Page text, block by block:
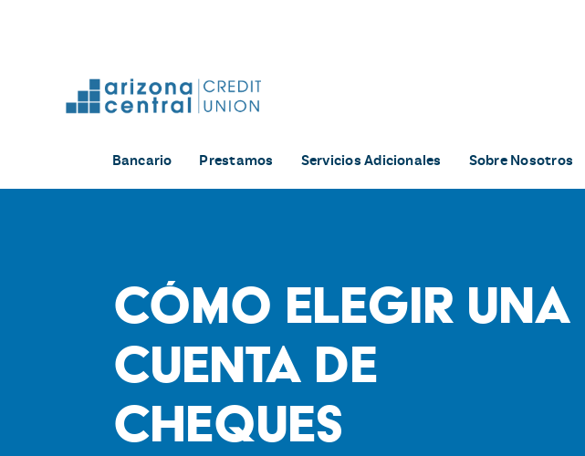
Bancario Prestamos Servicios Adicionales Sobre Nosotros
Cómo elegir una
cuenta de
cheques